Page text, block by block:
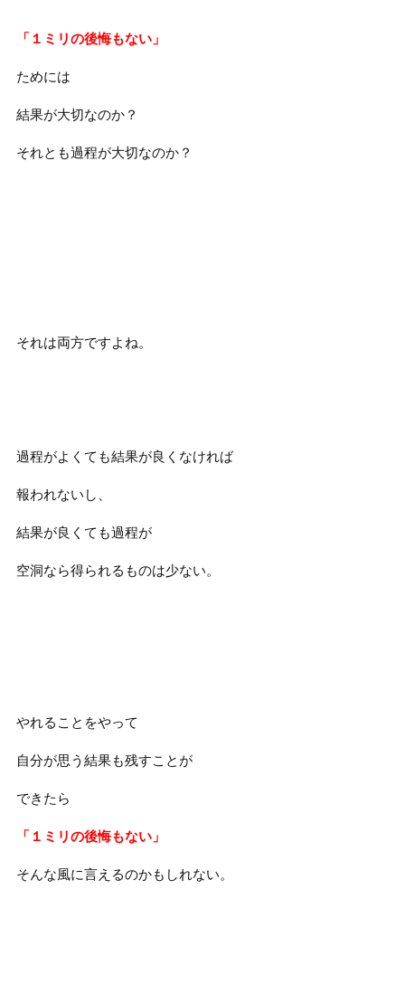
「１ミリの後悔もない」
ためには
結果が大切なのか？
それとも過程が大切なのか？
それは両方ですよね。
過程がよくても結果が良くなければ
報われないし、
結果が良くても過程が
空洞なら得られるものは少ない。
やれることをやって
自分が思う結果も残すことが
できたら
「１ミリの後悔もない」
そんな風に言えるのかもしれない。